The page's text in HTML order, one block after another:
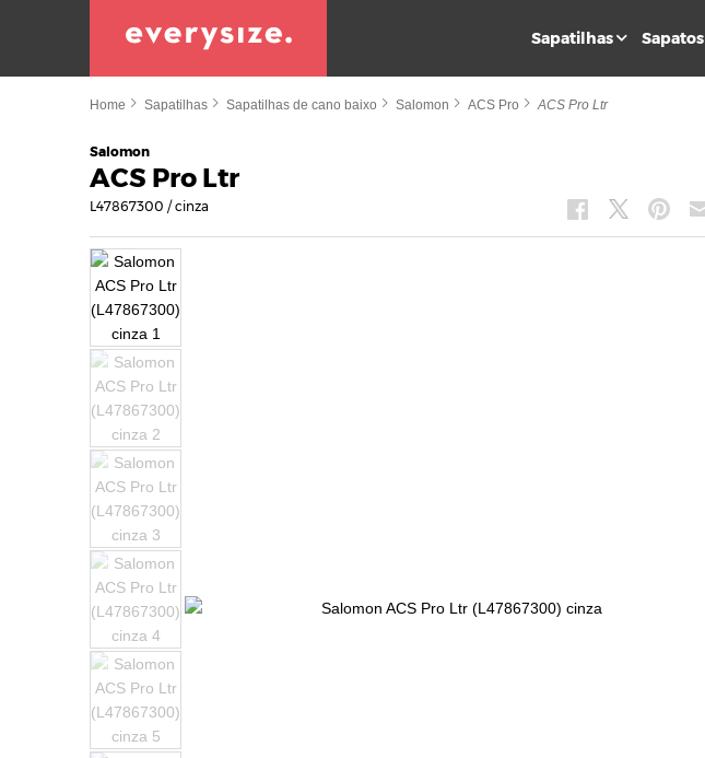
Sapatilhas Sapatos
Home Sapatilhas Sapatilhas de cano baixo Salomon ACS Pro ACS Pro Ltr
Salomon
ACS Pro Ltr
L47867300 / cinza